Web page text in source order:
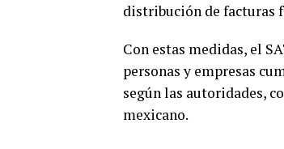
distribución de facturas
Con estas medidas, el
personas y empresas
según las autoridades,
mexicano.